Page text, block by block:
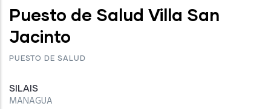
Puesto de Salud Villa San
Jacinto
PUESTO DE SALUD
SILAIS
MANAGUA